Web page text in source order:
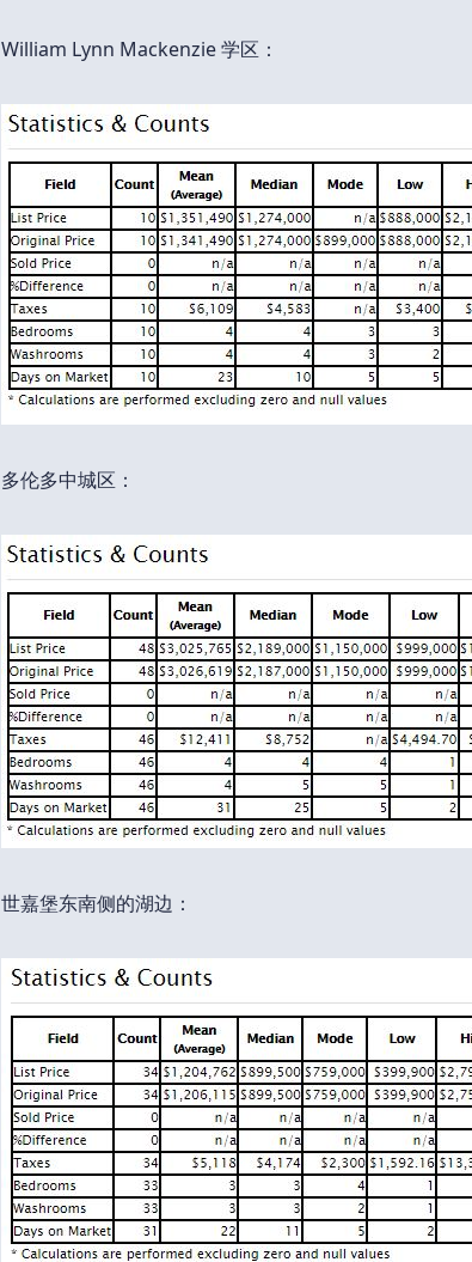
William Lynn Mackenzie 学区：
多伦多中城区：
世嘉堡东南侧的湖边：